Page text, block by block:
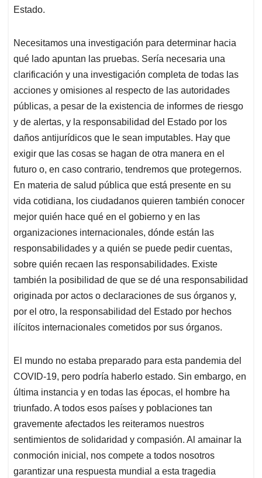
Estado.
Necesitamos una investigación para determinar hacia
qué lado apuntan las pruebas. Sería necesaria una
clarificación y una investigación completa de todas las
acciones y omisiones al respecto de las autoridades
públicas, a pesar de la existencia de informes de riesgo
y de alertas, y la responsabilidad del Estado por los
daños antijurídicos que le sean imputables. Hay que
exigir que las cosas se hagan de otra manera en el
futuro o, en caso contrario, tendremos que protegernos.
En materia de salud pública que está presente en su
vida cotidiana, los ciudadanos quieren también conocer
mejor quién hace qué en el gobierno y en las
organizaciones internacionales, dónde están las
responsabilidades y a quién se puede pedir cuentas,
sobre quién recaen las responsabilidades. Existe
también la posibilidad de que se dé una responsabilidad
originada por actos o declaraciones de sus órganos y,
por el otro, la responsabilidad del Estado por hechos
ilícitos internacionales cometidos por sus órganos.
El mundo no estaba preparado para esta pandemia del
COVID-19, pero podría haberlo estado. Sin embargo, en
última instancia y en todas las épocas, el hombre ha
triunfado. A todos esos países y poblaciones tan
gravemente afectados les reiteramos nuestros
sentimientos de solidaridad y compasión. Al amainar la
conmoción inicial, nos compete a todos nosotros
garantizar una respuesta mundial a esta tragedia